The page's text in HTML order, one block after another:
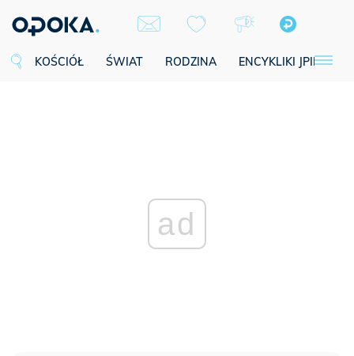
KOŚCIÓŁ ŚWIAT RODZINA ENCYKLIKI JPII
ad